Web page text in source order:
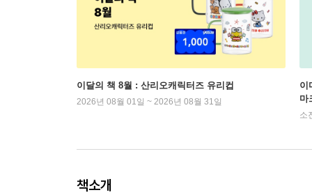
이달의 책 8월 : 산리오캐릭터즈 유리컵
2026년 08월 01일 ~ 2026년 08월 31일
이
마
소
책소개